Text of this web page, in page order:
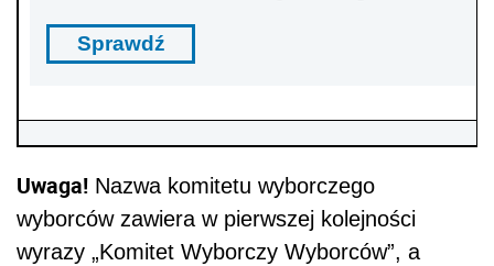
Sprawdź
Uwaga! Nazwa komitetu wyborczego
wyborców zawiera w pierwszej kolejności
wyrazy „Komitet Wyborczy Wyborców”, a